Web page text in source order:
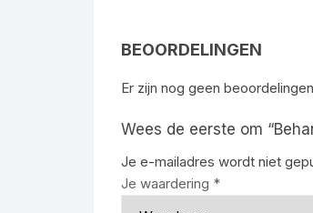
BEOORDELINGEN
Er zijn nog geen
Wees de eerste om
Je e-mailadres wordt niet
Je waardering *